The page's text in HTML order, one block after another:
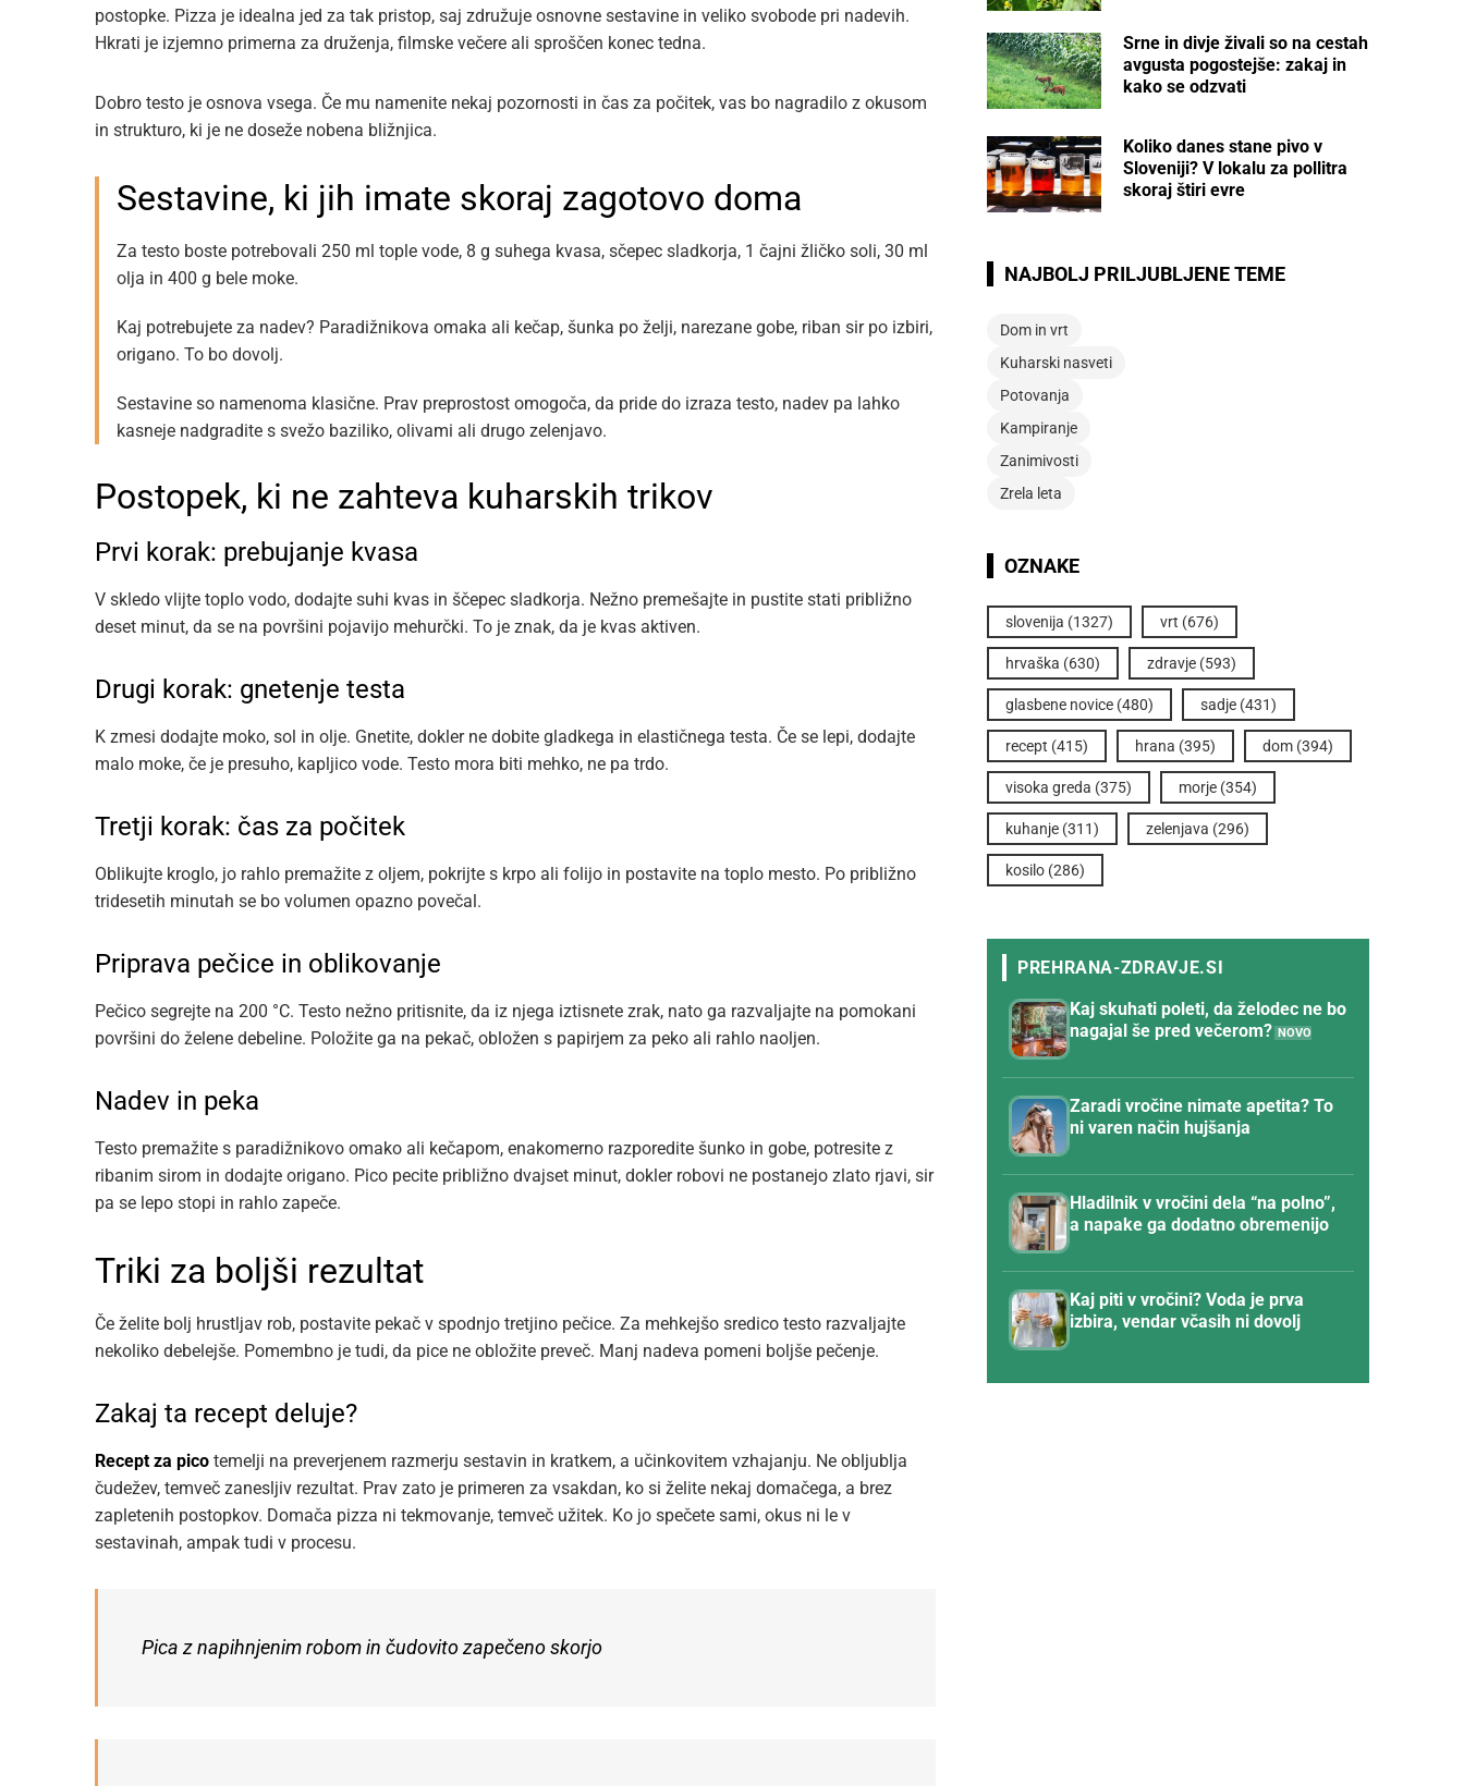
postopke. Pizza je idealna jed za tak pristop, saj združuje osnovne sestavine in veliko svobode pri nadevih.
Hkrati je izjemno primerna za druženja, filmske večere ali sproščen konec tedna.
Dobro testo je osnova vsega. Če mu namenite nekaj pozornosti in čas za počitek, vas bo nagradilo z okusom
in strukturo, ki je ne doseže nobena bližnjica.
Sestavine, ki jih imate skoraj zagotovo doma
Za testo boste potrebovali 250 ml tople vode, 8 g suhega kvasa, sčepec sladkorja, 1 čajni žličko soli, 30 ml
olja in 400 g bele moke.
Kaj potrebujete za nadev? Paradižnikova omaka ali kečap, šunka po želji, narezane gobe, riban sir po izbiri,
origano. To bo dovolj.
Sestavine so namenoma klasične. Prav preprostost omogoča, da pride do izraza testo, nadev pa lahko
kasneje nadgradite s svežo baziliko, olivami ali drugo zelenjavo.
Postopek, ki ne zahteva kuharskih trikov
Prvi korak: prebujanje kvasa
V skledo vlijte toplo vodo, dodajte suhi kvas in ščepec sladkorja. Nežno premešajte in pustite stati približno
deset minut, da se na površini pojavijo mehurčki. To je znak, da je kvas aktiven.
Drugi korak: gnetenje testa
K zmesi dodajte moko, sol in olje. Gnetite, dokler ne dobite gladkega in elastičnega testa. Če se lepi, dodajte
malo moke, če je presuho, kapljico vode. Testo mora biti mehko, ne pa trdo.
Tretji korak: čas za počitek
Oblikujte kroglo, jo rahlo premažite z oljem, pokrijte s krpo ali folijo in postavite na toplo mesto. Po približno
tridesetih minutah se bo volumen opazno povečal.
Priprava pečice in oblikovanje
Pečico segrejte na 200 °C. Testo nežno pritisnite, da iz njega iztisnete zrak, nato ga razvaljajte na pomokani
površini do želene debeline. Položite ga na pekač, obložen s papirjem za peko ali rahlo naoljen.
Nadev in peka
Testo premažite s paradižnikovo omako ali kečapom, enakomerno razporedite šunko in gobe, potresite z
ribanim sirom in dodajte origano. Pico pecite približno dvajset minut, dokler robovi ne postanejo zlato rjavi, sir
pa se lepo stopi in rahlo zapeče.
Triki za boljši rezultat
Če želite bolj hrustljav rob, postavite pekač v spodnjo tretjino pečice. Za mehkejšo sredico testo razvaljajte
nekoliko debelejše. Pomembno je tudi, da pice ne obložite preveč. Manj nadeva pomeni boljše pečenje.
Zakaj ta recept deluje?
Recept za pico temelji na preverjenem razmerju sestavin in kratkem, a učinkovitem vzhajanju. Ne obljublja
čudežev, temveč zanesljiv rezultat. Prav zato je primeren za vsakdan, ko si želite nekaj domačega, a brez
zapletenih postopkov. Domača pizza ni tekmovanje, temveč užitek. Ko jo spečete sami, okus ni le v
sestavinah, ampak tudi v procesu.
Pica z napihnjenim robom in čudovito zapečeno skorjo
Srne in divje živali so na cestah
avgusta pogostejše: zakaj in
kako se odzvati
Koliko danes stane pivo v
Sloveniji? V lokalu za pollitra
skoraj štiri evre
NAJBOLJ PRILJUBLJENE TEME
Dom in vrt
Kuharski nasveti
Potovanja
Kampiranje
Zanimivosti
Zrela leta
OZNAKE
slovenija (1327) vrt (676)
hrvaška (630) zdravje (593)
glasbene novice (480) sadje (431)
recept (415) hrana (395) dom (394)
visoka greda (375) morje (354)
kuhanje (311) zelenjava (296)
kosilo (286)
Kaj skuhati poleti, da želodec ne bo
nagajal še pred večerom?
Zaradi vročine nimate apetita? To
ni varen način hujšanja
Hladilnik v vročini dela “na polno”,
a napake ga dodatno obremenijo
Kaj piti v vročini? Voda je prva
izbira, vendar včasih ni dovolj